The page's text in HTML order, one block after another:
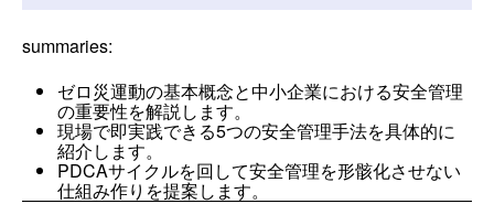
summaries:
ゼロ災運動の基本概念と中小企業における安全管理
の重要性を解説します。
現場で即実践できる5つの安全管理手法を具体的に
紹介します。
PDCAサイクルを回して安全管理を形骸化させない
仕組み作りを提案します。